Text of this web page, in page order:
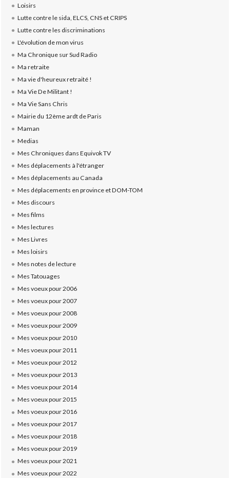
Loisirs
Lutte contre le sida, ELCS, CNS et CRIPS
Lutte contre les discriminations
L'évolution de mon virus
Ma Chronique sur Sud Radio
Ma retraite
Ma vie d'heureux retraité !
Ma Vie De Militant !
Ma Vie Sans Chris
Mairie du 12ème ardt de Paris
Maman
Medias
Mes Chroniques dans Equivok TV
Mes déplacements à l'étranger
Mes déplacements au Canada
Mes déplacements en province et DOM-TOM
Mes discours
Mes films
Mes lectures
Mes Livres
Mes loisirs
Mes notes de lecture
Mes Tatouages
Mes voeux pour 2006
Mes voeux pour 2007
Mes voeux pour 2008
Mes voeux pour 2009
Mes voeux pour 2010
Mes voeux pour 2011
Mes voeux pour 2012
Mes voeux pour 2013
Mes voeux pour 2014
Mes voeux pour 2015
Mes voeux pour 2016
Mes voeux pour 2017
Mes voeux pour 2018
Mes voeux pour 2019
Mes voeux pour 2021
Mes voeux pour 2022